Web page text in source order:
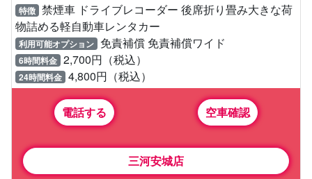
特徴 禁煙車 ドライブレコーダー 後席折り畳み大きな荷
物詰める軽自動車レンタカー
利用可能オプション 免責補償 免責補償ワイド
6時間料金 2,700円（税込）
24時間料金 4,800円（税込）
電話する 空車確認
三河安城店